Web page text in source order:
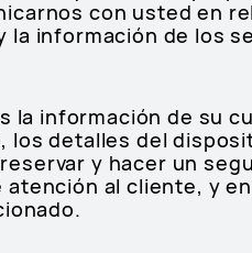
con usted en
información de los
la información de su
los detalles del
y hacer un
al cliente, y